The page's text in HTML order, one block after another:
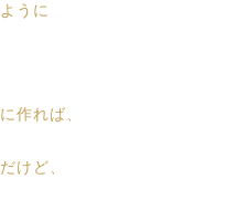
うに
作れば、
けど、